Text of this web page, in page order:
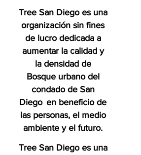
Tree San Diego es una
organización sin fines
de lucro dedicada a
aumentar la calidad y
la densidad de
Bosque urbano del
condado de San
Diego en beneficio de
las personas, el medio
ambiente y el futuro.
Tree San Diego es una